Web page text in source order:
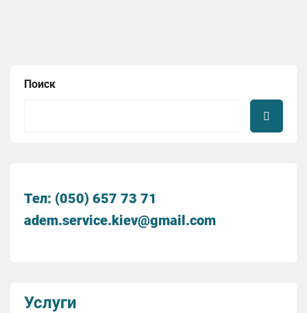
Поиск
Тел: (050) 657 73 71
adem.service.kiev@gmail.com
Услуги